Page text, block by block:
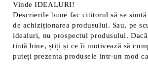
Vinde IDEALURI!
Descrierile bune fac cititorul să se
de achiziționarea produsului. Sau, pe
idealuri, nu prospectul produsului.
tintă bine, știți și ce îi motivează să
puteți prezenta produsele intr-un mod